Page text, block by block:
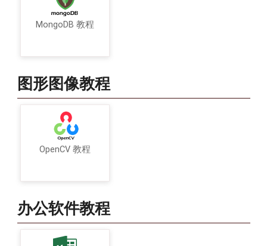
MongoDB 教程
图形图像教程
OpenCV 教程
办公软件教程